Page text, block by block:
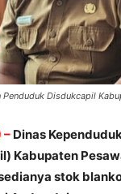
Disdukcapil
– Dinas
Kabupaten
stok